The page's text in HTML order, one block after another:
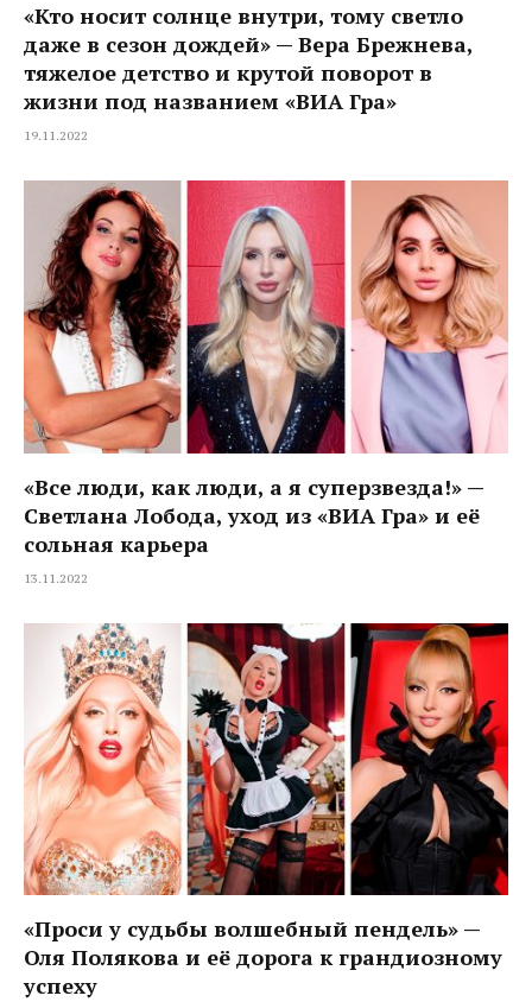
«Кто носит солнце внутри, тому светло
даже в сезон дождей» — Вера Брежнева,
тяжелое детство и крутой поворот в
жизни под названием «ВИА Гра»
19.11.2022
«Все люди, как люди, а я суперзвезда!» —
Светлана Лобода, уход из «ВИА Гра» и её
сольная карьера
13.11.2022
«Проси у судьбы волшебный пендель» —
Оля Полякова и её дорога к грандиозному
успеху